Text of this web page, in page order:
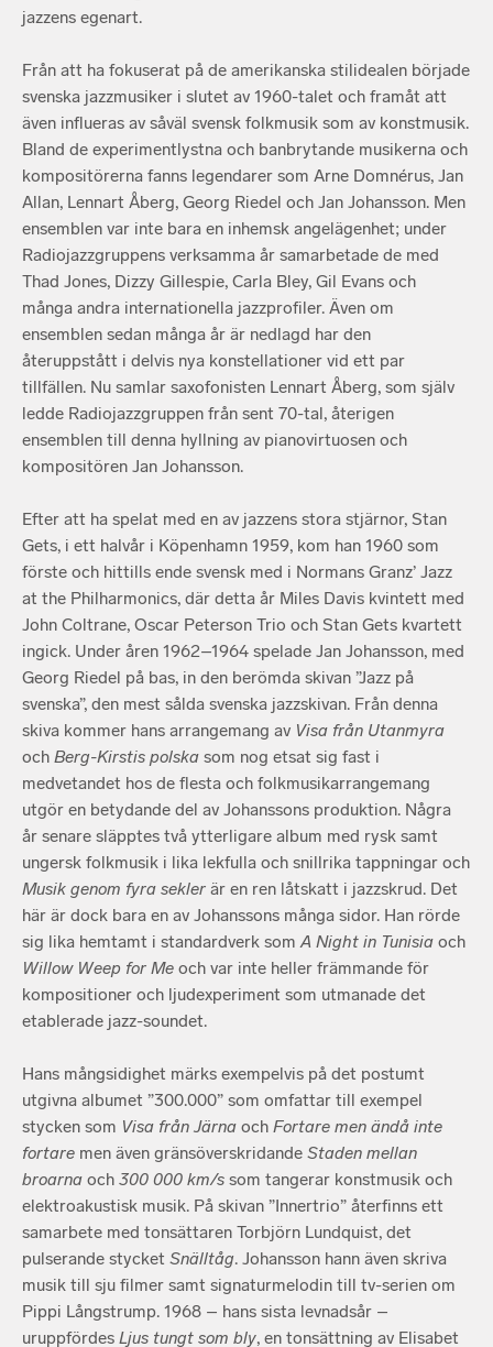
jazzens egenart.
Från att ha fokuserat på de amerikanska stilidealen började
svenska jazzmusiker i slutet av 1960-talet och framåt att
även influeras av såväl svensk folkmusik som av konstmusik.
Bland de experimentlystna och banbrytande musikerna och
kompositörerna fanns legendarer som Arne Domnérus, Jan
Allan, Lennart Åberg, Georg Riedel och Jan Johansson. Men
ensemblen var inte bara en inhemsk angelägenhet; under
Radiojazzgruppens verksamma år samarbetade de med
Thad Jones, Dizzy Gillespie, Carla Bley, Gil Evans och
många andra internationella jazzprofiler. Även om
ensemblen sedan många år är nedlagd har den
återuppstått i delvis nya konstellationer vid ett par
tillfällen. Nu samlar saxofonisten Lennart Åberg, som själv
ledde Radiojazzgruppen från sent 70-tal, återigen
ensemblen till denna hyllning av pianovirtuosen och
kompositören Jan Johansson.
Efter att ha spelat med en av jazzens stora stjärnor, Stan
Gets, i ett halvår i Köpenhamn 1959, kom han 1960 som
förste och hittills ende svensk med i Normans Granz’ Jazz
at the Philharmonics, där detta år Miles Davis kvintett med
John Coltrane, Oscar Peterson Trio och Stan Gets kvartett
ingick. Under åren 1962–1964 spelade Jan Johansson, med
Georg Riedel på bas, in den berömda skivan ”Jazz på
svenska”, den mest sålda svenska jazzskivan. Från denna
skiva kommer hans arrangemang av Visa från Utanmyra
och Berg-Kirstis polska som nog etsat sig fast i
medvetandet hos de flesta och folkmusikarrangemang
utgör en betydande del av Johanssons produktion. Några
år senare släpptes två ytterligare album med rysk samt
ungersk folkmusik i lika lekfulla och snillrika tappningar och
Musik genom fyra sekler är en ren låtskatt i jazzskrud. Det
här är dock bara en av Johanssons många sidor. Han rörde
sig lika hemtamt i standardverk somA Night in Tunisia och
Willow Weep for Me och var inte heller främmande för
kompositioner och ljudexperiment som utmanade det
etablerade jazz-soundet.
Hans mångsidighet märks exempelvis på det postumt
utgivna albumet ”300.000” som omfattar till exempel
stycken som Visa från Järna och Fortare men ändå inte
fortare men även gränsöverskridande Staden mellan
broarna och 300 000 km/s som tangerar konstmusik och
elektroakustisk musik. På skivan ”Innertrio” återfinns ett
samarbete med tonsättaren Torbjörn Lundquist, det
pulserande stycket Snälltåg. Johansson hann även skriva
musik till sju filmer samt signaturmelodin till tv-serien om
Pippi Långstrump. 1968 – hans sista levnadsår –
uruppfördes Ljus tungt som bly, en tonsättning av Elisabet